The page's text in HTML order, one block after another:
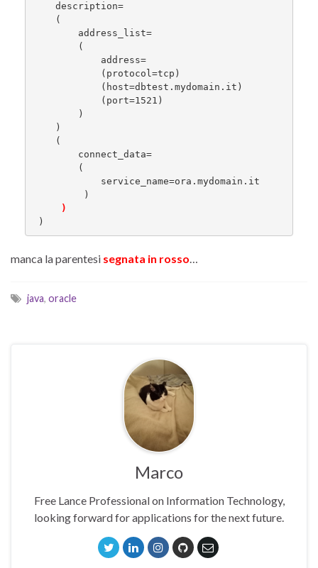
description=
(
address_list=
(
address=
(protocol=tcp)
(host=dbtest.mydomain.it)
(port=1521)
)
)
(
connect_data=
(
service_name=ora.mydomain.it
)
)
manca la parentesi segnata in rosso
java, oracle
Marco
Free Lance Professional on Information Technology,
looking forward for applications for the next future.